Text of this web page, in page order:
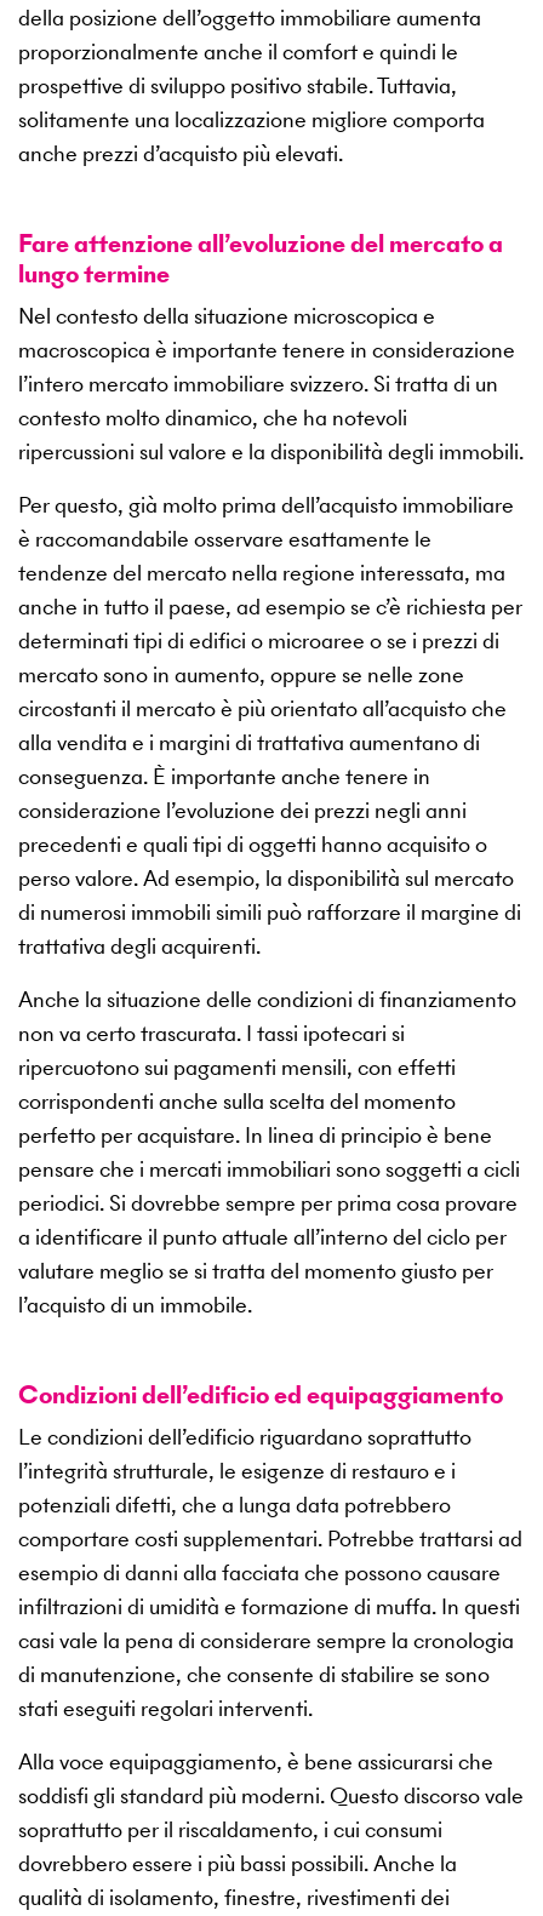
della posizione dell’oggetto immobiliare aumenta
proporzionalmente anche il comfort e quindi le
prospettive di sviluppo positivo stabile. Tuttavia,
solitamente una localizzazione migliore comporta
anche prezzi d’acquisto più elevati.
Fare attenzione all’evoluzione del mercato a
lungo termine
Nel contesto della situazione microscopica e
macroscopica è importante tenere in considerazione
l’intero mercato immobiliare svizzero. Si tratta di un
contesto molto dinamico, che ha notevoli
ripercussioni sul valore e la disponibilità degli immobili.
Per questo, già molto prima dell’acquisto immobiliare
è raccomandabile osservare esattamente le
tendenze del mercato nella regione interessata, ma
anche in tutto il paese, ad esempio se c’è richiesta per
determinati tipi di edifici o microaree o se i prezzi di
mercato sono in aumento, oppure se nelle zone
circostanti il mercato è più orientato all’acquisto che
alla vendita e i margini di trattativa aumentano di
conseguenza. È importante anche tenere in
considerazione l’evoluzione dei prezzi negli anni
precedenti e quali tipi di oggetti hanno acquisito o
perso valore. Ad esempio, la disponibilità sul mercato
di numerosi immobili simili può rafforzare il margine di
trattativa degli acquirenti.
Anche la situazione delle condizioni di finanziamento
non va certo trascurata. I tassi ipotecari si
ripercuotono sui pagamenti mensili, con effetti
corrispondenti anche sulla scelta del momento
perfetto per acquistare. In linea di principio è bene
pensare che i mercati immobiliari sono soggetti a cicli
periodici. Si dovrebbe sempre per prima cosa provare
a identificare il punto attuale all’interno del ciclo per
valutare meglio se si tratta del momento giusto per
l’acquisto di un immobile.
Condizioni dell’edificio ed equipaggiamento
Le condizioni dell’edificio riguardano soprattutto
l’integrità strutturale, le esigenze di restauro e i
potenziali difetti, che a lunga data potrebbero
comportare costi supplementari. Potrebbe trattarsi ad
esempio di danni alla facciata che possono causare
infiltrazioni di umidità e formazione di muffa. In questi
casi vale la pena di considerare sempre la cronologia
di manutenzione, che consente di stabilire se sono
stati eseguiti regolari interventi.
Alla voce equipaggiamento, è bene assicurarsi che
soddisfi gli standard più moderni. Questo discorso vale
soprattutto per il riscaldamento, i cui consumi
dovrebbero essere i più bassi possibili. Anche la
qualità di isolamento, finestre, rivestimenti dei